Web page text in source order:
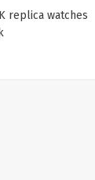
replica watches